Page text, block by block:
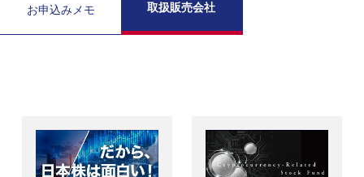
お申込みメモ 取扱販売会社